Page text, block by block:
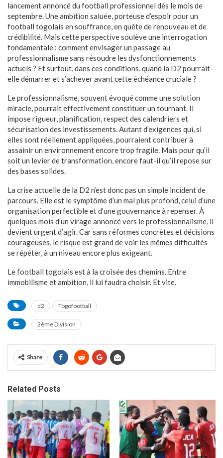
lancement annoncé du football professionnel dès le mois de
septembre. Une ambition saluée, porteuse d’espoir pour un
football togolais en souffrance, en quête de renouveau et de
crédibilité. Mais cette perspective soulève une interrogation
fondamentale : comment envisager un passage au
professionnalisme sans résoudre les dysfonctionnements
actuels ? Et surtout, dans ces conditions, quand la D2 pourrait-
elle démarrer et s’achever avant cette échéance cruciale ?
Le professionnalisme, souvent évoqué comme une solution
miracle, pourrait effectivement constituer un tournant. Il
impose rigueur, planification, respect des calendriers et
sécurisation des investissements. Autant d’exigences qui, si
elles sont réellement appliquées, pourraient contribuer à
assainir un environnement encore trop fragile. Mais pour qu’il
soit un levier de transformation, encore faut-il qu’il repose sur
des bases solides.
La crise actuelle de la D2 n’est donc pas un simple incident de
parcours. Elle est le symptôme d’un mal plus profond, celui d’une
organisation perfectible et d’une gouvernance à repenser. À
quelques mois d’un virage annoncé vers le professionnalisme, il
devient urgent d’agir. Car sans réformes concrètes et décisions
courageuses, le risque est grand de voir les mêmes difficultés
se répéter, à un niveau encore plus exigeant.
Le football togolais est à la croisée des chemins. Entre
immobilisme et ambition, il lui faudra choisir. Et vite.
d2 Togofootball
2ème Division
Share
Related Posts